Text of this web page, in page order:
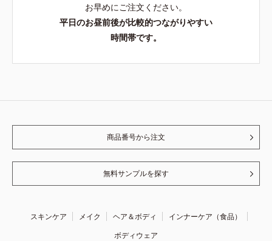
お早めにご注文ください。
平日のお昼前後が比較的つながりやすい
時間帯です。
商品番号から注文
無料サンプルを探す
スキンケア メイク ヘア＆ボディ
インナーケア（食品）
ボディウェア